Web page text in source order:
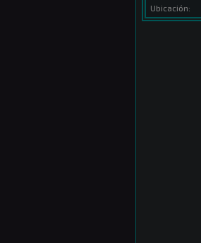
Ubicación: